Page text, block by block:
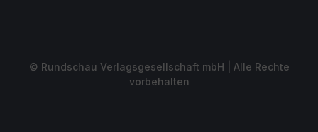
© Rundschau Verlagsgesellschaft mbH | Alle Rechte
vorbehalten